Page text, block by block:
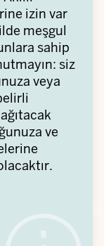
izin var
meşgul
sahip
siz
veya
ve